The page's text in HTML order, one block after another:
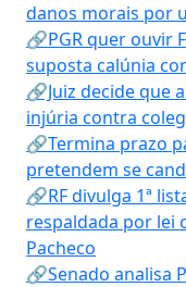
danos morais por
🔗PGR quer ouvir
suposta calúnia
🔗Juiz decide que
injúria contra
🔗Termina prazo
pretendem se
🔗RF divulga 1ª
respaldada por lei
Pacheco
🔗Senado analisa